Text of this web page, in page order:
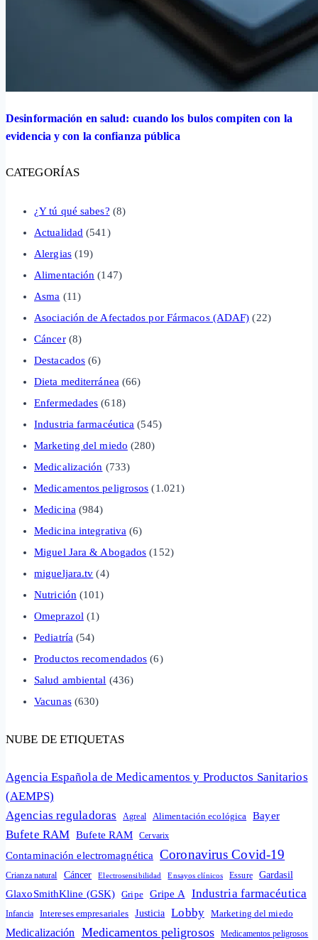
Desinformación en salud: cuando los bulos compiten con la
evidencia y con la confianza pública
CATEGORÍAS
¿Y tú qué sabes? (8)
Actualidad (541)
Alergias(19)
Alimentación (147)
Asma (11)
Asociación de Afectados por Fármacos (ADAF) (22)
Cáncer(8)
Destacados (6)
Dieta mediterránea (66)
Enfermedades (618)
Industria farmacéutica (545)
Marketing del miedo (280)
Medicalización (733)
Medicamentos peligrosos (1.021)
Medicina (984)
Medicina integrativa (6)
Miguel Jara & Abogados (152)
migueljara.tv (4)
Nutrición (101)
Omeprazol (1)
Pediatría (54)
Productos recomendados (6)
Salud ambiental (436)
Vacunas(630)
NUBE DE ETIQUETAS
Agencia Española de Medicamentos y Productos Sanitarios
(AEMPS)
Agencias reguladoras
Agreal Alimentación ecológica Bayer
Bufete RAM Bufete RAM Cervarix
Contaminación electromagnética Coronavirus Covid-19
Crianza natural Cáncer Electrosensibilidad Ensayos clínicos Essure Gardasil
GlaxoSmithKline (GSK) Gripe Gripe A Industria farmacéutica
Infancia Intereses empresariales Justicia Lobby Marketing del miedo
Medicalización Medicamentos peligrosos Medicamentos peligrosos